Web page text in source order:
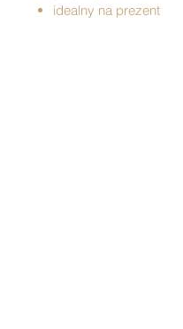
idealny na prezent